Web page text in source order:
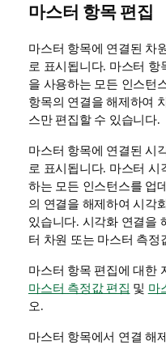
마스터 항목 편집
마스터 항목에 연결된 차
로 표시됩니다. 마스터
을 사용하는 모든 인스턴
항목의 연결을 해제하여
스만 편집할 수 있습니다.
마스터 항목에 연결된 시
로 표시됩니다. 마스터
하는 모든 인스턴스를 업
의 연결을 해제하여 시각
있습니다. 시각화 연결을
터 차원 또는 마스터 측정
마스터 항목 편집에 대한
마스터 측정값 편집 및 마
오.
마스터 항목에서 연결 해